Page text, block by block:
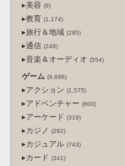
▸美容 (8)
▸教育 (1,174)
▸旅行＆地域 (285)
▸通信 (248)
▸音楽＆オーディオ (554)
ゲーム (9,696)
▸アクション (1,575)
▸アドベンチャー (600)
▸アーケード (319)
▸カジノ (292)
▸カジュアル (743)
▸カード (341)